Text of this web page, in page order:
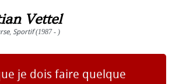
Vettel
, Sportif(1987 - )
je dois faire quelque